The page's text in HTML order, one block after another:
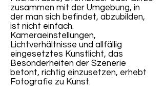
zusammen mit der Umgebung, in
der man sich befindet, abzubilden,
ist nicht einfach.
Kameraeinstellungen,
Lichtverhältnisse und allfällig
eingesetztes Kunstlicht, das
Besonderheiten der Szenerie
betont, richtig einzusetzen, erhebt
Fotografie zu Kunst.